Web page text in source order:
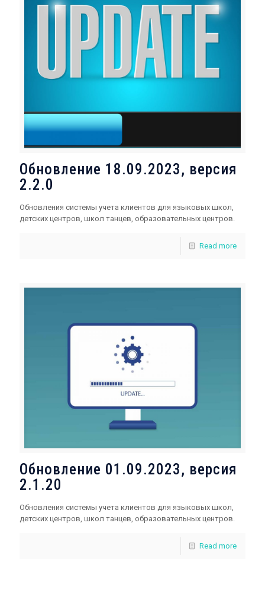
Обновление 18.09.2023, версия
2.2.0
Обновления системы учета клиентов для языковых школ,
детских центров, школ танцев, образовательных центров.
Read more
Обновление 01.09.2023, версия
2.1.20
Обновления системы учета клиентов для языковых школ,
детских центров, школ танцев, образовательных центров.
Read more